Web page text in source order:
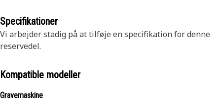
Specifikationer
Vi arbejder stadig på at tilføje en specifikation for denne
reservedel.
Kompatible modeller
Gravemaskine